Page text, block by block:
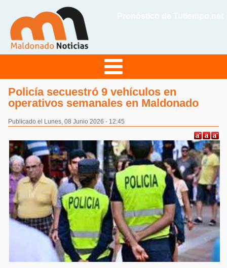
Policía secuestró 9 vehículos en
operativos semanales en Maldonado
Publicado el Lunes, 08 Junio 2026 - 12:45